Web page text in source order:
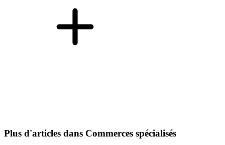
Plus d'articles dans Commerces spécialisés